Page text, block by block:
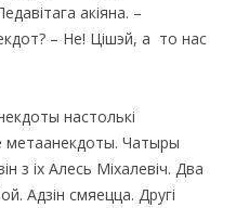
акіяна. –
– Не! Цішэй, а то нас
настолькi
метаанекдоты. Чатыры
з iх Алесь Міхалевіч. Два
Адзін смяецца. Другі